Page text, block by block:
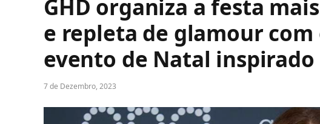
GHD organiza a festa
e repleta de glamour
evento de Natal inspirado
7 de Dezembro, 2023